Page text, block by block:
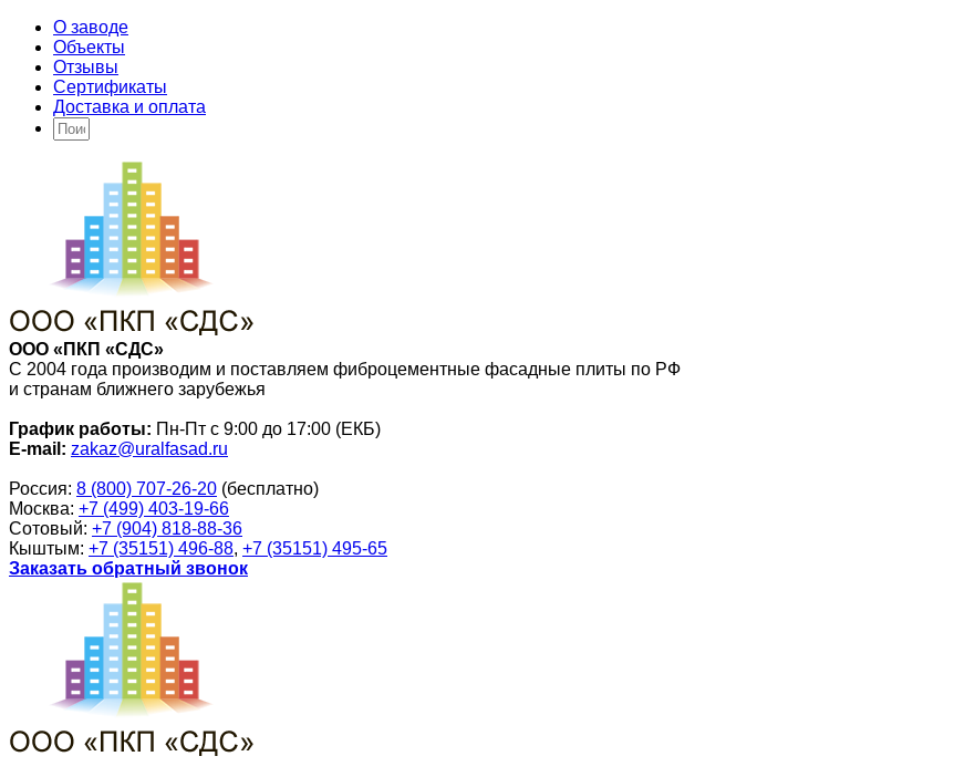
О заводе
Объекты
Отзывы
Сертификаты
Доставка и оплата
ООО «ПКП «СДС»
С 2004 года производим и поставляем фиброцементные фасадные плиты по РФ
и странам ближнего зарубежья
График работы: Пн-Пт с 9:00 до 17:00 (ЕКБ)
E-mail: zakaz@uralfasad.ru
Россия: 8 (800) 707-26-20 (бесплатно)
Москва: +7 (499) 403-19-66
Сотовый: +7 (904) 818-88-36
Кыштым: +7 (35151) 496-88, +7 (35151) 495-65
Заказать обратный звонок